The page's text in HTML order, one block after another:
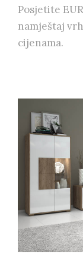
Posjetite
namještaj
cijenama.